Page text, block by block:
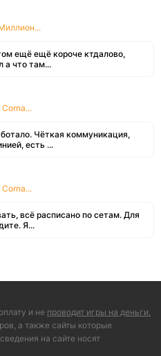
ещё ещё короче ктдалово,
а что там...
Чёткая коммуникация,
есть ...
всё расписано по сетам. Для
Я...
и не проводит игры на деньги.
а также сайты которые
на сайте носят